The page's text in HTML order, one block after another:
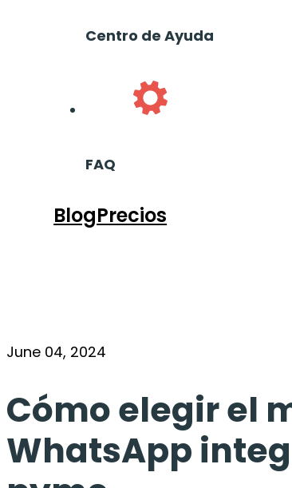
Centro de Ayuda
FAQ
BlogPrecios
June 04, 2024
Cómo elegir el
WhatsApp